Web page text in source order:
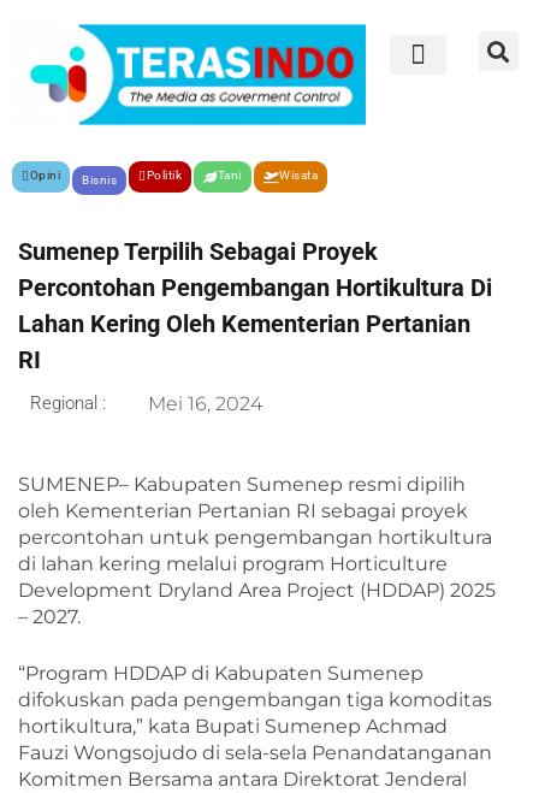
Opini Bisnis Politik Tani Wisata
Sumenep Terpilih Sebagai Proyek
Percontohan Pengembangan Hortikultura Di
Lahan Kering Oleh Kementerian Pertanian
RI
Regional : Mei 16, 2024
SUMENEP– Kabupaten Sumenep resmi dipilih
oleh Kementerian Pertanian RI sebagai proyek
percontohan untuk pengembangan hortikultura
di lahan kering melalui program Horticulture
Development Dryland Area Project (HDDAP) 2025
– 2027.
“Program HDDAP di Kabupaten Sumenep
difokuskan pada pengembangan tiga komoditas
hortikultura,” kata Bupati Sumenep Achmad
Fauzi Wongsojudo di sela-sela Penandatanganan
Komitmen Bersama antara Direktorat Jenderal